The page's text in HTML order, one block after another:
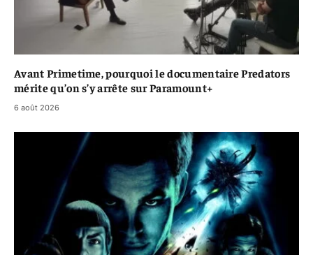
Avant Primetime, pourquoi le documentaire Predators
mérite qu’on s’y arrête sur Paramount+
6 août 2026